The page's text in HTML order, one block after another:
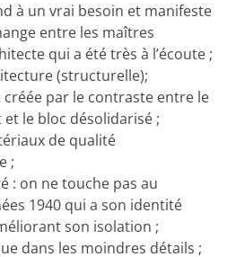
à un vrai besoin et manifeste
entre les maîtres
qui a été très à l’écoute ;
(structurelle);
par le contraste entre le
le bloc désolidarisé ;
de qualité
;
: on ne touche pas au
1940 qui a son identité
son isolation ;
dans les moindres détails ;